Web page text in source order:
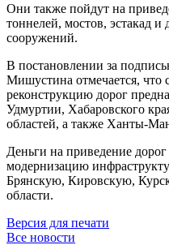
Они также пойдут на
тоннелей, мостов, эстакад и
сооружений.
В постановлении за
Мишустина отмечается, что
реконструкцию дорог
Удмуртии, Хабаровского
областей, а также Ханты-
Деньги на приведение
модернизацию
Брянскую, Кировскую,
области.
Версия для печати
Все новости